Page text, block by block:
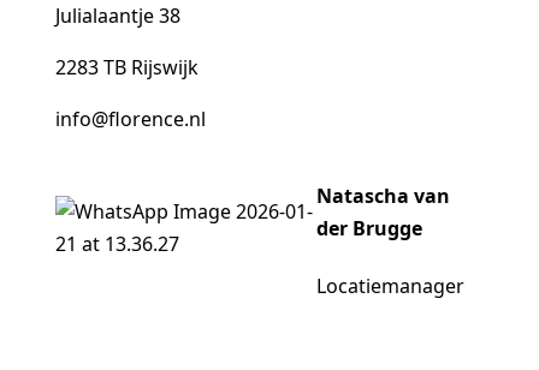
Julialaantje 38
2283 TB Rijswijk
info@florence.nl
Natascha van
der Brugge
Locatiemanager